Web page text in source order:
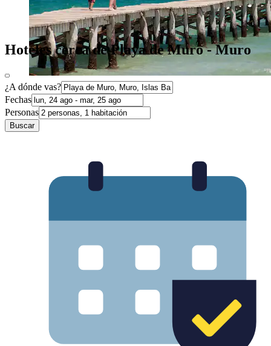
Hoteles cerca de Playa de Muro - Muro
¿A dónde vas?
Fechas
Personas
Buscar